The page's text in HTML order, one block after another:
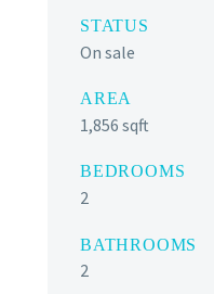
STATUS
On sale
AREA
1,856 sqft
BEDROOMS
2
BATHROOMS
2